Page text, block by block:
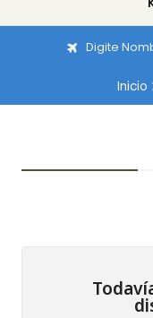
Digite
Inicio